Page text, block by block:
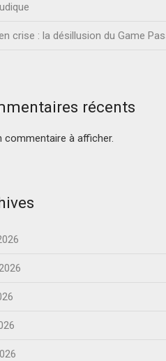
crise : la désillusion du Game
récents
commentaire à afficher.